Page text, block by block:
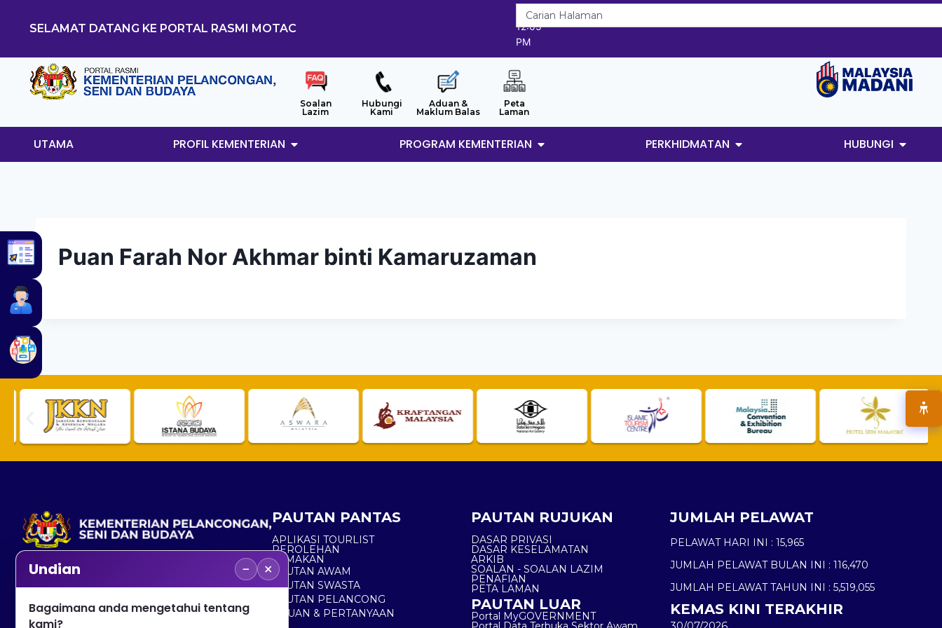
SELAMAT DATANG KE PORTAL RASMI MOTAC
7/8/2026
12:05
PM
Soalan
Lazim
Hubungi
Kami
Aduan &
Maklum Balas
Peta
Laman
UTAMA PROFIL KEMENTERIAN PROGRAM KEMENTERIAN PERKHIDMATAN HUBUNGI
Puan Farah Nor Akhmar binti Kamaruzaman
No. 2, Menara 1, Jalan P5/6, Presint 5,
+603 8000 8000
PAUTAN PANTAS
APLIKASI TOURLIST
PEROLEHAN
SEMAKAN
PAUTAN AWAM
PAUTAN SWASTA
PAUTAN PELANCONG
ADUAN & PERTANYAAN
PAUTAN RUJUKAN
DASAR PRIVASI
DASAR KESELAMATAN
ARKIB
SOALAN - SOALAN LAZIM
PENAFIAN
PETA LAMAN
PAUTAN LUAR
Portal MyGOVERNMENT
JUMLAH PELAWAT
PELAWAT HARI INI : 15,965
JUMLAH PELAWAT BULAN INI : 116,470
JUMLAH PELAWAT TAHUN INI : 5,519,055
KEMAS KINI TERAKHIR
Undian − ×
Bagaimana anda mengetahui tentang
kami?